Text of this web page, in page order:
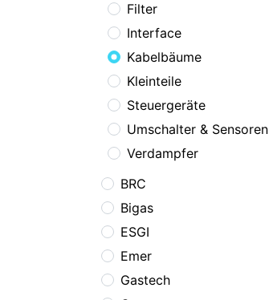
Filter
Interface
Kabelbäume
Kleinteile
Steuergeräte
Umschalter & Sensoren
Verdampfer
BRC
Bigas
ESGI
Emer
Gastech